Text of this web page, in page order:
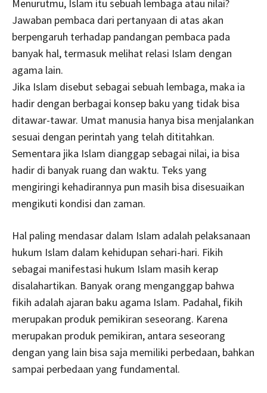
Menurutmu, Islam itu sebuah lembaga atau nilai?
Jawaban pembaca dari pertanyaan di atas akan
berpengaruh terhadap pandangan pembaca pada
banyak hal, termasuk melihat relasi Islam dengan
agama lain.
Jika Islam disebut sebagai sebuah lembaga, maka ia
hadir dengan berbagai konsep baku yang tidak bisa
ditawar-tawar. Umat manusia hanya bisa menjalankan
sesuai dengan perintah yang telah dititahkan.
Sementara jika Islam dianggap sebagai nilai, ia bisa
hadir di banyak ruang dan waktu. Teks yang
mengiringi kehadirannya pun masih bisa disesuaikan
mengikuti kondisi dan zaman.
Hal paling mendasar dalam Islam adalah pelaksanaan
hukum Islam dalam kehidupan sehari-hari. Fikih
sebagai manifestasi hukum Islam masih kerap
disalahartikan. Banyak orang menganggap bahwa
fikih adalah ajaran baku agama Islam. Padahal, fikih
merupakan produk pemikiran seseorang. Karena
merupakan produk pemikiran, antara seseorang
dengan yang lain bisa saja memiliki perbedaan, bahkan
sampai perbedaan yang fundamental.